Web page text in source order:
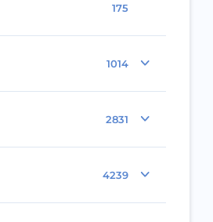
175
1014
2831
4239